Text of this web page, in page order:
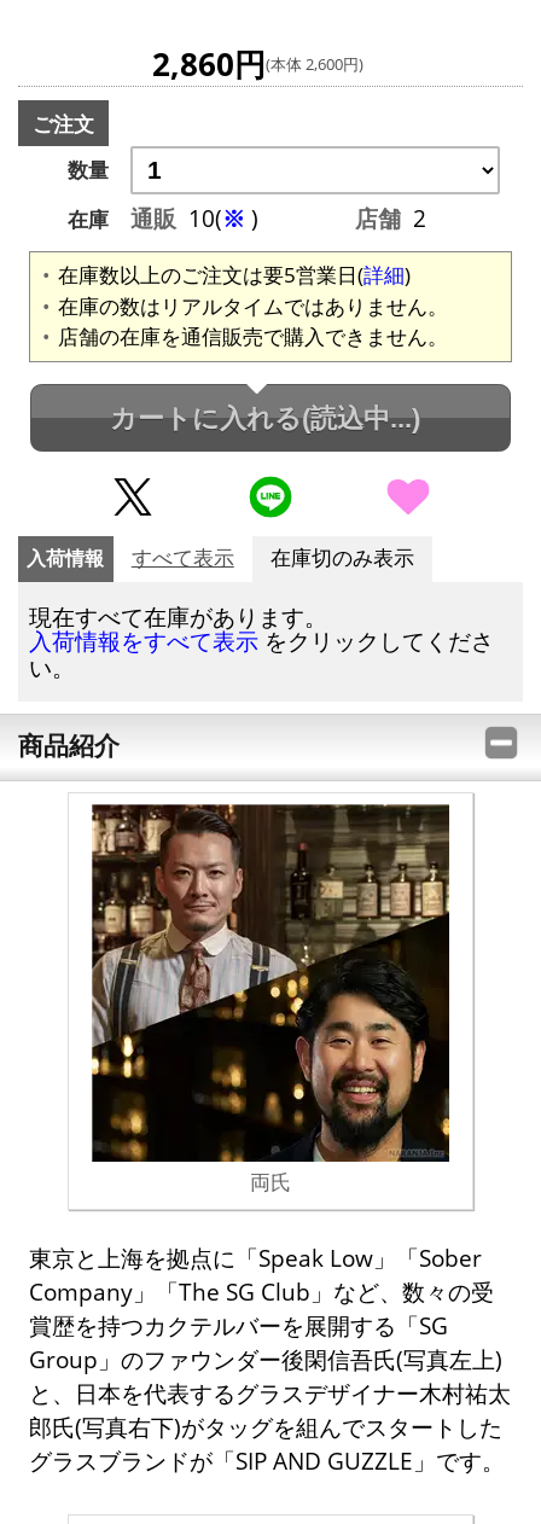
2,860円(本体 2,600円)
ご注文
数量
在庫
通販 10(※ ) 店舗 2
在庫数以上のご注文は要5営業日(詳細)
在庫の数はリアルタイムではありません。
店舗の在庫を通信販売で購入できません。
カートに入れる(読込中...)
入荷情報 すべて表示 在庫切のみ表示
現在すべて在庫があります。
入荷情報をすべて表示 をクリックしてくださ
い。
商品紹介
両氏
東京と上海を拠点に「Speak Low」「Sober
Company」「The SG Club」など、数々の受
賞歴を持つカクテルバーを展開する「SG
Group」のファウンダー後閑信吾氏(写真左上)
と、日本を代表するグラスデザイナー木村祐太
郎氏(写真右下)がタッグを組んでスタートした
グラスブランドが「SIP AND GUZZLE」です。